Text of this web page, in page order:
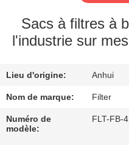
VISITE
D'USINE
CONTRÔLE
DE
QUALITÉ
Sacs à filtres à
l'industrie sur
Lieu d'origine: Anhui
Nom de marque: Filter
Numéro de
modèle:
FLT-FB-